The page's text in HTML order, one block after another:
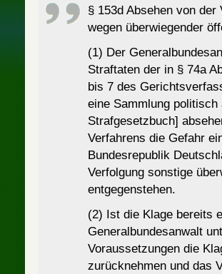
§ 153d Absehen von
wegen überwiegender
(1) Der
Straftaten der in § 74a
bis 7 des
eine Sammlung
Strafgesetzbuch]
Verfahrens die Gefahr
Bundesrepublik
Verfolgung sonstige
entgegenstehen.
(2) Ist die Klage bereits
Generalbundesanwalt
Voraussetzungen die
zurücknehmen und das